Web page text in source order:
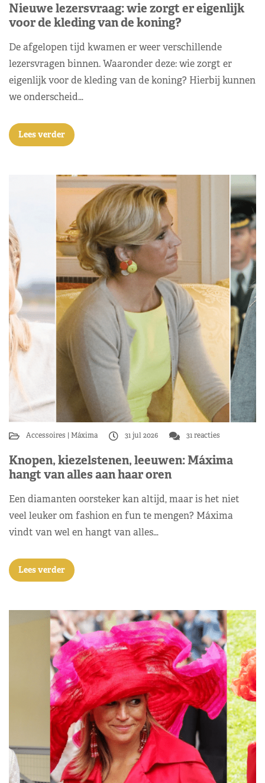
Nieuwe lezersvraag: wie zorgt er eigenlijk
voor de kleding van de koning?
De afgelopen tijd kwamen er weer verschillende
lezersvragen binnen. Waaronder deze: wie zorgt er
eigenlijk voor de kleding van de koning? Hierbij kunnen
we onderscheid…
Lees verder
Accessoires Máxima 31 jul 2026 31 reacties
Knopen, kiezelstenen, leeuwen: Máxima
hangt van alles aan haar oren
Een diamanten oorsteker kan altijd, maar is het niet
veel leuker om fashion en fun te mengen? Máxima
vindt van wel en hangt van alles…
Lees verder